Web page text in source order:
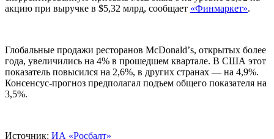
акцию при выручке в $5,32 млрд, сообщает «Финмаркет».
Глобальные продажи ресторанов McDonaldʼs, открытых более
года, увеличились на 4% в прошедшем квартале. В США этот
показатель повысился на 2,6%, в других странах — на 4,9%.
Консенсус-прогноз предполагал подъем общего показателя на
3,5%.
Источник: ИА «Росбалт»